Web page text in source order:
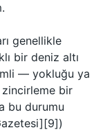
genellikle
bir deniz altı
— yokluğu ya
zincirleme bir
bu durumu